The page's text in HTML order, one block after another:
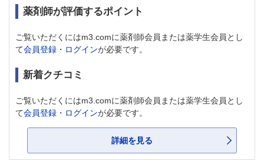
薬剤師が評価するポイント
ご覧いただくにはm3.comに薬剤師会員または薬学生会員とし
て会員登録・ログインが必要です。
新着クチコミ
ご覧いただくにはm3.comに薬剤師会員または薬学生会員とし
て会員登録・ログインが必要です。
詳細を見る